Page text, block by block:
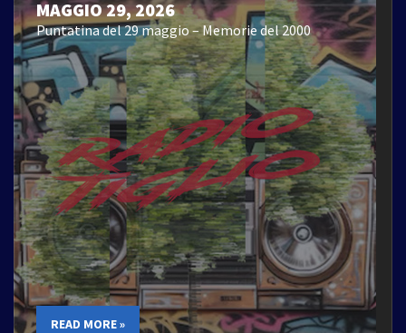
MAGGIO 29, 2026
Puntatina del 29 maggio – Memorie del 2000
READ MORE »